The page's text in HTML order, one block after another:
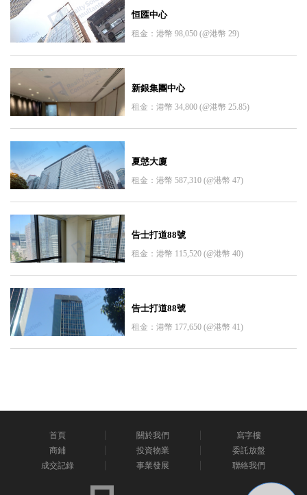
恒匯中心
租金：港幣 98,050 (@港幣 29)
新銀集團中心
租金：港幣 34,800 (@港幣 25.85)
夏愨大廈
租金：港幣 587,310 (@港幣 47)
告士打道88號
租金：港幣 115,520 (@港幣 40)
告士打道88號
租金：港幣 177,650 (@港幣 41)
首頁 關於我們
寫字樓
商鋪
投資物業
委託放盤
成交記錄
事業發展 聯絡我們